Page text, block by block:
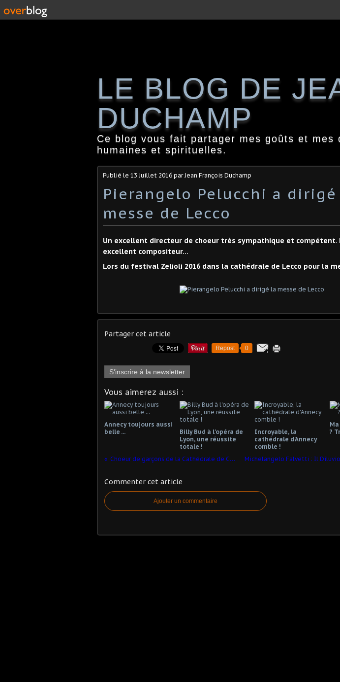
LE BLOG DE
DUCHAMP
Ce blog vous fait partager mes goûts et mes
humaines et spirituelles.
Publié le 13 Juillet 2016 par Jean François Duchamp
Pierangelo Pelucchi a dirigé
messe de Lecco
Un excellent directeur de choeur très sympathique et compétent.
excellent compositeur...
Lors du festival Zelioli 2016 dans la cathédrale de Lecco pour la
Partager cet article
Repost 0
S'inscrire à la newsletter
Vous aimerez aussi :
Annecy toujours aussi
belle ...
Billy Bud à l'opéra de
Lyon, une réussite
totale !
Incroyable, la
cathédrale d'Annecy
comble !
?
Choeur de garçons de la Cathédrale de Cologne.
Commenter cet article
Ajouter un commentaire